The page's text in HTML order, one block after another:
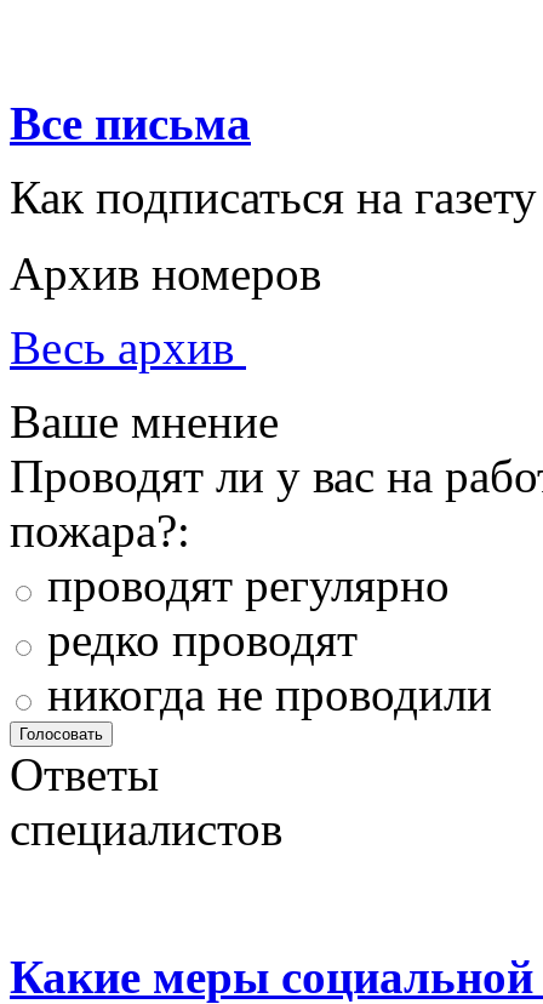
Все письма
Как подписаться на газету
Архив номеров
Весь архив
Ваше мнение
Проводят ли у вас на
пожара?:
проводят регулярно
редко проводят
никогда не проводили
Ответы
специалистов
Какие меры